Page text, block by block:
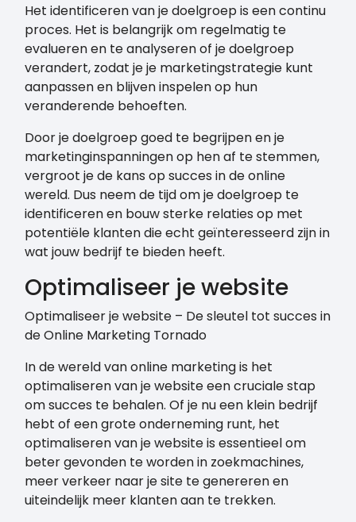
Het identificeren van je doelgroep is een continu
proces. Het is belangrijk om regelmatig te
evalueren en te analyseren of je doelgroep
verandert, zodat je je marketingstrategie kunt
aanpassen en blijven inspelen op hun
veranderende behoeften.
Door je doelgroep goed te begrijpen en je
marketinginspanningen op hen af te stemmen,
vergroot je de kans op succes in de online
wereld. Dus neem de tijd om je doelgroep te
identificeren en bouw sterke relaties op met
potentiële klanten die echt geïnteresseerd zijn in
wat jouw bedrijf te bieden heeft.
Optimaliseer je website
Optimaliseer je website – De sleutel tot succes in
de Online Marketing Tornado
In de wereld van online marketing is het
optimaliseren van je website een cruciale stap
om succes te behalen. Of je nu een klein bedrijf
hebt of een grote onderneming runt, het
optimaliseren van je website is essentieel om
beter gevonden te worden in zoekmachines,
meer verkeer naar je site te genereren en
uiteindelijk meer klanten aan te trekken.